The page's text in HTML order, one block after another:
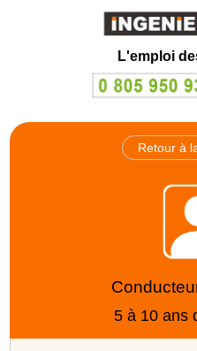
L'emploi
Retour à
5 à 10 ans